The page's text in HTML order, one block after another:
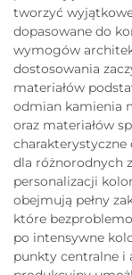
tworzyć
dopasowane do
wymogów
dostosowania
materiałów
odmian kamienia
oraz materiałów
charakterystyczne
dla różnorodnych
personalizacji
obejmują pełny
które
po intensywne
punkty centralne i